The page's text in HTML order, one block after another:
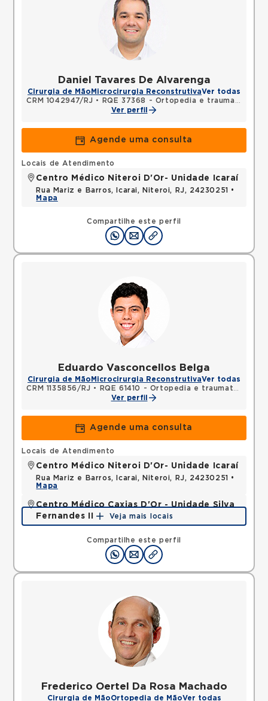
Daniel Tavares De Alvarenga
Cirurgia de Mão Microcirurgia ReconstrutivaVer todas
CRM 1042947/RJ • RQE 37368 - Ortopedia e traumatologia
Ver perfil
Agende uma consulta
Compartilhe este perfil
Locais de Atendimento
Centro Médico Niteroi D'Or- Unidade Icaraí
Rua Mariz e Barros, Icarai, Niteroi, RJ, 24230251 •
Mapa
Eduardo Vasconcellos Belga
Cirurgia de Mão Microcirurgia ReconstrutivaVer todas
CRM 1135856/RJ • RQE 61410 - Ortopedia e traumatologia
Ver perfil
Agende uma consulta
Compartilhe este perfil
Locais de Atendimento
Centro Médico Niteroi D'Or- Unidade Icaraí
Rua Mariz e Barros, Icarai, Niteroi, RJ, 24230251 •
Mapa
Centro Médico Caxias D'Or - Unidade Silva
Fernandes II
Rua Silva Fernandes, Parque Duque, Duque de
Caxias, RJ, 25085015 •
Mapa
Veja mais locais
Frederico Oertel Da Rosa Machado
Cirurgia de MãoOrtopedia de MãoVer todas